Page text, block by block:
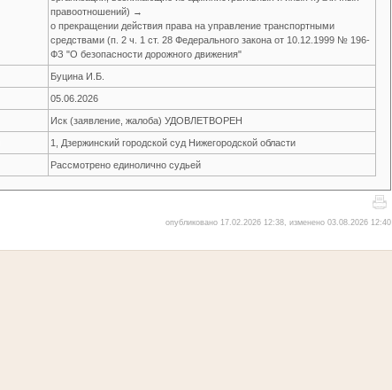
правоотношений) →
о прекращении действия права на управление транспортными
средствами (п. 2 ч. 1 ст. 28 Федерального закона от 10.12.1999 № 196-
ФЗ "О безопасности дорожного движения"
Буцина И.Б.
05.06.2026
Иск (заявление, жалоба) УДОВЛЕТВОРЕН
1, Дзержинский городской суд Нижегородской области
Рассмотрено единолично судьей
опубликовано 17.02.2026 12:38, изменено 03.08.2026 12:40